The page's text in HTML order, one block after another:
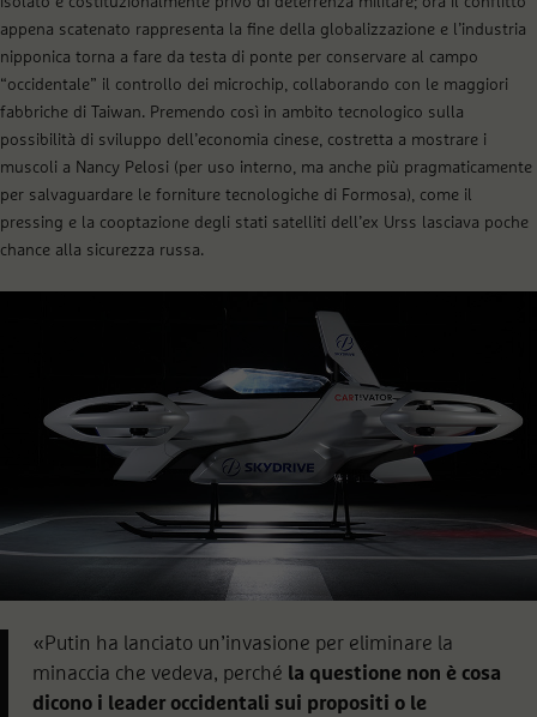
appena scatenato rappresenta la fine della globalizzazione e l’industria
nipponica torna a fare da testa di ponte per conservare al campo
“occidentale” il controllo dei microchip, collaborando con le maggiori
fabbriche di Taiwan. Premendo così in ambito tecnologico sulla
possibilità di sviluppo dell’economia cinese, costretta a mostrare i
muscoli a Nancy Pelosi (per uso interno, ma anche più pragmaticamente
per salvaguardare le forniture tecnologiche di Formosa), come il
pressing e la cooptazione degli stati satelliti dell’ex Urss lasciava poche
chance alla sicurezza russa.
«Putin ha lanciato un’invasione per eliminare la
minaccia che vedeva, perché la questione non è cosa
dicono i leader occidentali sui propositi o le